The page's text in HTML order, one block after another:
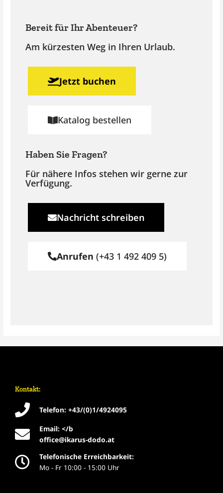
Bereit für Ihr Abenteuer?
Am kürzesten Weg in Ihren Urlaub.
Jetzt buchen
Katalog bestellen
Haben Sie Fragen?
Für nähere Infos stehen wir gerne zur
Verfügung.
Nachricht schreiben
Anrufen (+43 1 492 409 5)
Kontakt:
Telefon: +43/(0)1/4924095
Email: </b
office@ikarus-dodo.at
Telefonische Erreichbarkeit:
Mo - Fr 10:00 - 15:00 Uhr